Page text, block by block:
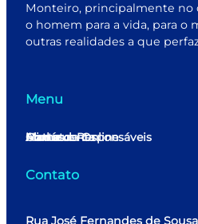
Monteiro, principalmente no
o homem para a vida, para o
outras realidades a que
Menu
Home
Minha conta
Matrícula Online
Alunos e Responsáveis
Contato
Contato
Rua José Fernandes de